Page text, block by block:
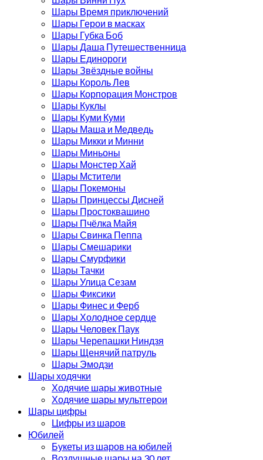
Шары Время приключений
Шары Герои в масках
Шары Губка Боб
Шары Даша Путешественница
Шары Единороги
Шары Звёздные войны
Шары Король Лев
Шары Корпорация Монстров
Шары Куклы
Шары Куми Куми
Шары Маша и Медведь
Шары Микки и Минни
Шары Миньоны
Шары Монстер Хай
Шары Мстители
Шары Покемоны
Шары Принцессы Дисней
Шары Простоквашино
Шары Пчёлка Майя
Шары Свинка Пеппа
Шары Смешарики
Шары Смурфики
Шары Тачки
Шары Улица Сезам
Шары Фиксики
Шары Финес и Ферб
Шары Холодное сердце
Шары Человек Паук
Шары Черепашки Ниндзя
Шары Щенячий патруль
Шары Эмодзи
Шары ходячки
Ходячие шары животные
Ходячие шары мультгерои
Шары цифры
Цифры из шаров
Юбилей
Букеты из шаров на юбилей